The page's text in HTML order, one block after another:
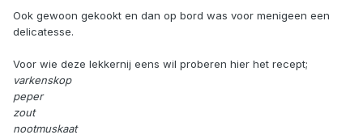
Ook gewoon gekookt en dan op bord was voor menigeen een
delicatesse.
Voor wie deze lekkernij eens wil proberen hier het recept;
varkenskop
peper
zout
nootmuskaat